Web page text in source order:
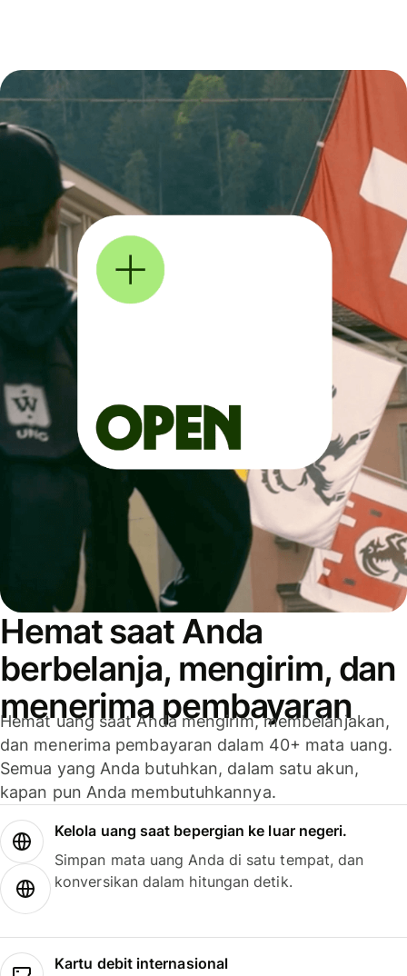
Hemat saat Anda
berbelanja, mengirim, dan
menerima pembayaran
Hemat uang saat Anda mengirim, membelanjakan,
dan menerima pembayaran dalam 40+ mata uang.
Semua yang Anda butuhkan, dalam satu akun,
kapan pun Anda membutuhkannya.
Kelola uang saat bepergian ke luar negeri.
Simpan mata uang Anda di satu tempat, dan
konversikan dalam hitungan detik.
Kartu debit internasional